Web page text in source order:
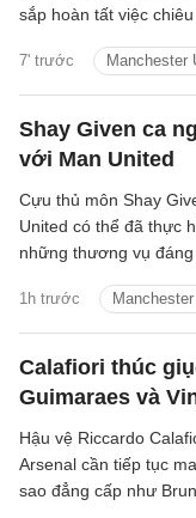
7' trước Manchester
sắp hoàn tất việc
Shay Given ca
với Man United
1h trước
Cựu thủ môn Shay
United có thể đã thực
những thương vụ
Tielemans với mức phí
Calafiori thúc
Guimaraes và
Hậu vệ Riccardo
Arsenal cần tiếp tục
sao đẳng cấp như